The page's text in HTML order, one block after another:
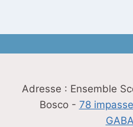
Adresse : Ensemble
Bosco - 78